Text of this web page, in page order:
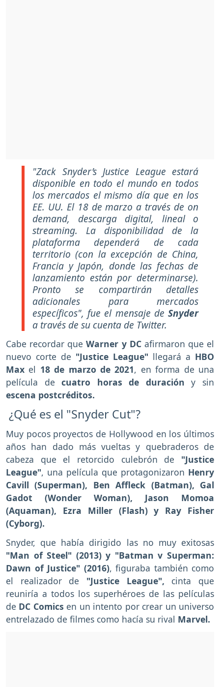
"Zack Snyder’s Justice League estará
disponible en todo el mundo en todos
los mercados el mismo día que en los
EE. UU. El 18 de marzo a través de on
demand, descarga digital, lineal o
streaming. La disponibilidad de la
plataforma dependerá de cada
territorio (con la excepción de China,
Francia y Japón, donde las fechas de
lanzamiento están por determinarse).
Pronto se compartirán detalles
adicionales para mercados
específicos", fue el mensaje deSnyder
a través de su cuenta de Twitter.
Cabe recordar queWarner y DC afirmaron que el
nuevo corte de "Justice League" llegará a HBO
Max el 18 de marzo de 2021, en forma de una
película decuatro horas de duración y sin
escena postcréditos.
¿Qué es el "Snyder Cut"?
Muy pocos proyectos de Hollywood en los últimos
años han dado más vueltas y quebraderos de
cabeza que el retorcido culebrón de "Justice
League", una película que protagonizaron Henry
Cavill (Superman), Ben Affleck (Batman), Gal
Gadot (Wonder Woman), Jason Momoa
(Aquaman), Ezra Miller (Flash) y Ray Fisher
(Cyborg).
Snyder, que había dirigido las no muy exitosas
"Man of Steel" (2013) y "Batman v Superman:
Dawn of Justice" (2016), figuraba también como
el realizador de "Justice League", cinta que
reuniría a todos los superhéroes de las películas
de DC Comics en un intento por crear un universo
entrelazado de filmes como hacía su rival Marvel.